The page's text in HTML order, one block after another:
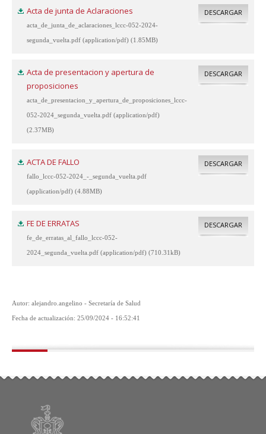
Acta de junta de Aclaraciones
acta_de_junta_de_aclaraciones_lccc-052-2024-
segunda_vuelta.pdf (application/pdf) (1.85MB)
DESCARGAR
Acta de presentacion y apertura de
proposiciones
acta_de_presentacion_y_apertura_de_proposiciones_lccc-
052-2024_segunda_vuelta.pdf (application/pdf)
(2.37MB)
DESCARGAR
ACTA DE FALLO
fallo_lccc-052-2024_-_segunda_vuelta.pdf
(application/pdf) (4.88MB)
DESCARGAR
FE DE ERRATAS
fe_de_erratas_al_fallo_lccc-052-
2024_segunda_vuelta.pdf (application/pdf) (710.31kB)
DESCARGAR
Autor: alejandro.angelino - Secretaría de Salud
Fecha de actualización: 25/09/2024 - 16:52:41